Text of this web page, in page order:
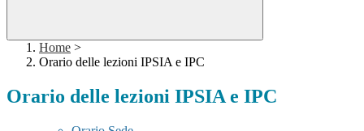
Home >
Orario delle lezioni IPSIA e IPC
Orario delle lezioni IPSIA e IPC